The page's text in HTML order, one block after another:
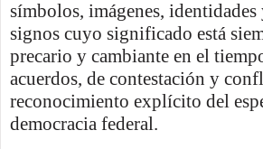
símbolos, imágenes,
signos cuyo significado está
precario y cambiante en el
acuerdos, de contestación y
reconocimiento explícito del
democracia federal.